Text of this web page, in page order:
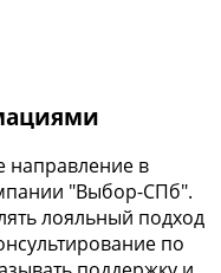
направление в
"Выбор-СПб".
лояльный подход
по